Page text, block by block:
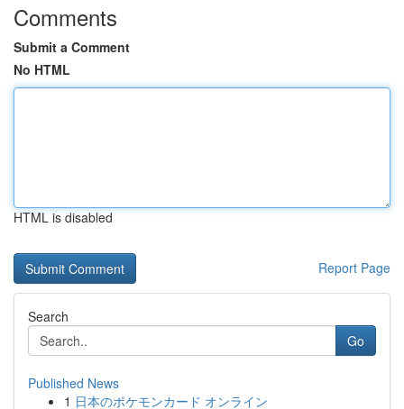
Comments
Submit a Comment
No HTML
HTML is disabled
Report Page
Search
Go
Published News
1 日本のポケモンカード オンライン